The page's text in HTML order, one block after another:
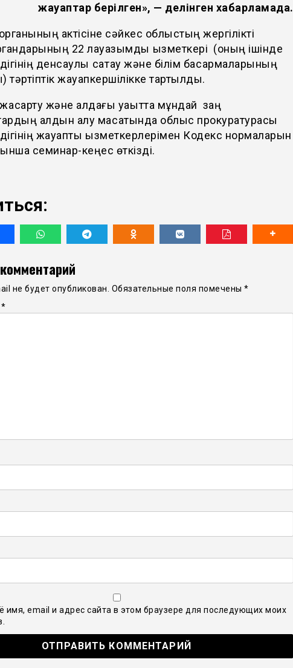
жауаптар берілген», — делінген хабарламада.
актісіне сәйкес облыстың жергілікті
22 лауазымды қызметкері (оның ішінде
денсаулық сақтау және білім басқармаларының
жауапкершілікке тартылды.
және алдағы уақытта мұндай заң
алдын алу мақсатында облыс прокуратурасы
жауапты қызметкерлерімен Кодекс нормаларын
семинар-кеңес өткізді.
не будет опубликован. Обязательные поля помечены *
*
имя, email и адрес сайта в этом браузере для последующих моих